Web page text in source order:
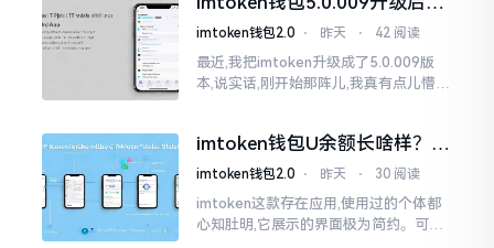
用？老用户实测分享
imtoken钱包2.0 ⋅ 昨天 ⋅ 42 阅读
最近,我把imtoken升级成了5.0.009版
本,说实话,刚开始那阵儿,我真有点儿懵,
imtoken钱包U余额长啥样？截
图这样看
imtoken钱包2.0 ⋅ 昨天 ⋅ 30 阅读
imtoken这款存在应用,使用过的个体都
心知肚明,它展示的界面极为简约。可是,